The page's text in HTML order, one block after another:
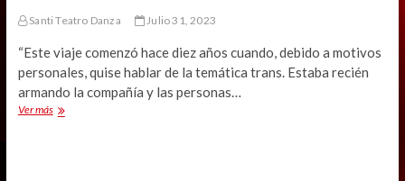
Santi Teatro Danza Julio 31, 2023
“Este viaje comenzó hace diez años cuando, debido a motivos
personales, quise hablar de la temática trans. Estaba recién
armando la compañía y las personas…
Ver másDANZA